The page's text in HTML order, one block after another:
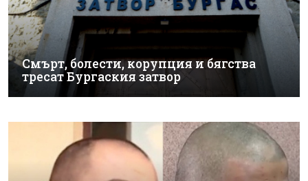
Смърт, болести, корупция и бягства
тресат Бургаския затвор